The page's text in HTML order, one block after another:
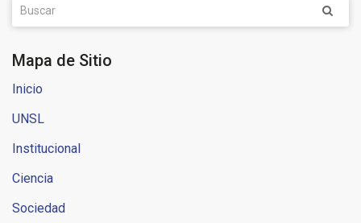
Mapa de Sitio
Inicio
UNSL
Institucional
Ciencia
Sociedad